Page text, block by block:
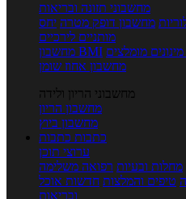
מחשבוני תזונה ובריאות
מחשבון דופק מטרה יחס
מותניים לירכיים
מחשבון BMI מומלצים
מחשבון אחוז שומן
מחשבוני הריון ולידה
מחשבון הריון
מחשבון ביוץ
כתבות כתבות
ערוצי תוכן
מחלות ובעיות רפואה משלימה
טיפים והמלצות חדשות אוכל
ובריאות